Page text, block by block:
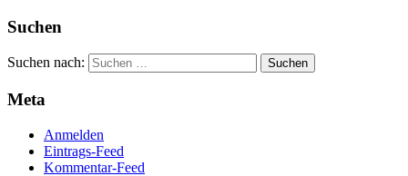
Suchen
Suchen nach:
Meta
Anmelden
Eintrags-Feed
Kommentar-Feed